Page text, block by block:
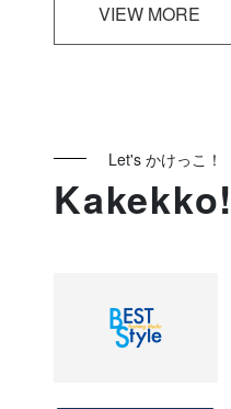
VIEW MORE
Let's かけっこ！
Kakekko!